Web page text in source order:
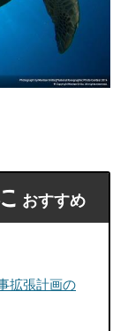
おすすめ
拡張計画の